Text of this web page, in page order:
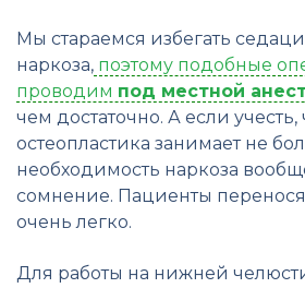
Мы стараемся избегать
наркоза, поэтому подобные
проводим под местной
чем достаточно. А если
остеопластика занимает не
необходимость наркоза
сомнение. Пациенты
очень легко.
Для работы на нижней